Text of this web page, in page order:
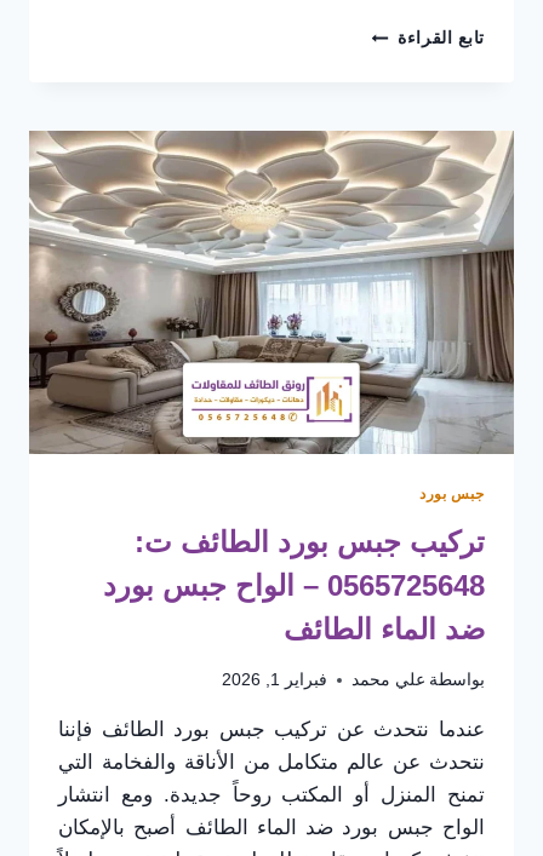
تابع القراءة تكسية
|
حلول
ديكور
مبتكرة
لإخفاء
الرطوبة
وتجميل
المساحات
جبس بورد
تركيب جبس بورد الطائف ت:
0565725648 – الواح جبس بورد
ضد الماء الطائف
بواسطة علي محمد فبراير 1, 2026
عندما نتحدث عن تركيب جبس بورد الطائف فإننا
نتحدث عن عالم متكامل من الأناقة والفخامة التي
تمنح المنزل أو المكتب روحاً جديدة. ومع انتشار
الواح جبس بورد ضد الماء الطائف أصبح بالإمكان